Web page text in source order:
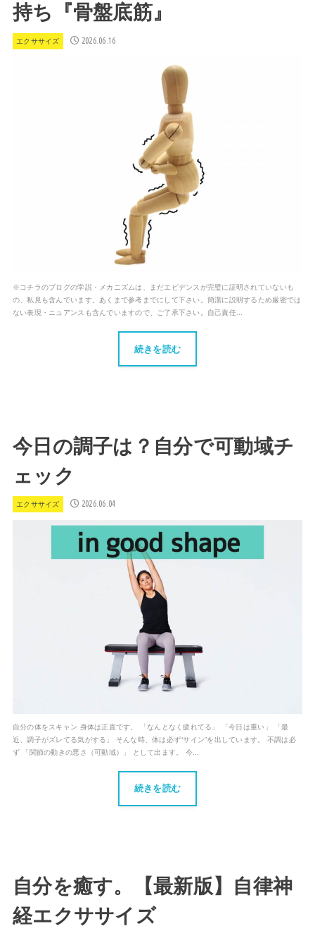
持ち『骨盤底筋』
エクササイズ 2026.06.16
※コチラのブログの学説・メカニズムは、まだエビデンスが完璧に証明されていないも
の、私見も含んでいます。あくまで参考までにして下さい。簡潔に説明するため厳密では
ない表現・ニュアンスも含んでいますので、ご了承下さい。自己責任...
続きを読む
今日の調子は？自分で可動域チ
ェック
エクササイズ 2026.06.04
自分の体をスキャン 身体は正直です。 「なんとなく疲れてる」 「今日は重い」 「最
近、調子がズレてる気がする」 そんな時、体は必ず“サイン”を出しています。 不調は必
ず 「関節の動きの悪さ（可動域）」 として出ます。 今...
続きを読む
自分を癒す。【最新版】自律神
経エクササイズ